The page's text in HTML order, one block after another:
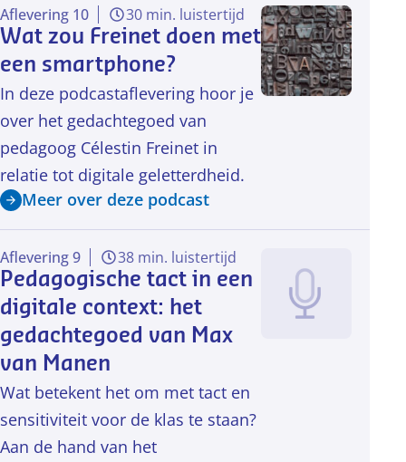
Wat zou Freinet doen met
een smartphone?
In deze podcastaflevering hoor je
over het gedachtegoed van
pedagoog Célestin Freinet in
relatie tot digitale geletterdheid.
Aflevering 10 30 min. luistertijd
Meer over deze podcast
Pedagogische tact in een
digitale context: het
gedachtegoed van Max
van Manen
Wat betekent het om met tact en
sensitiviteit voor de klas te staan?
Aan de hand van het
Aflevering 9 38 min. luistertijd